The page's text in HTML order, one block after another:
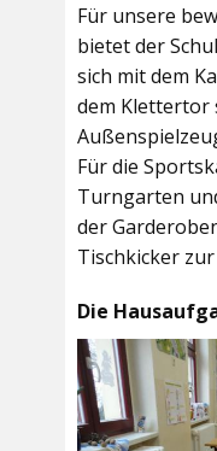
Für unsere
bietet der
sich mit dem
dem Klettertor
Für die
Turngarten
der
Tischkicker
Die